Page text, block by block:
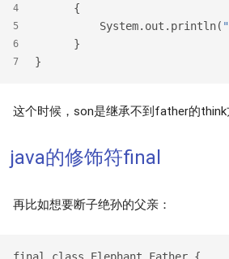
4
5
6
7
{
          System.out.println(
      }
}
这个时候，son是继承不到father的think
java的修饰符final
再比如想要断子绝孙的父亲：